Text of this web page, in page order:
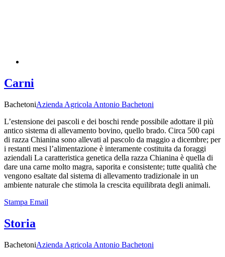
Carni
BachetoniAzienda Agricola Antonio Bachetoni
L’estensione dei pascoli e dei boschi rende possibile adottare il più
antico sistema di allevamento bovino, quello brado. Circa 500 capi
di razza Chianina sono allevati al pascolo da maggio a dicembre; per
i restanti mesi l’alimentazione è interamente costituita da foraggi
aziendali La caratteristica genetica della razza Chianina è quella di
dare una carne molto magra, saporita e consistente; tutte qualità che
vengono esaltate dal sistema di allevamento tradizionale in un
ambiente naturale che stimola la crescita equilibrata degli animali.
Stampa Email
Storia
BachetoniAzienda Agricola Antonio Bachetoni